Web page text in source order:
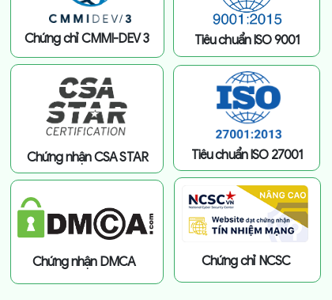
Tiêu chuẩn ISO 9001
Chứng nhận CSA STAR
Chứng nhận DMCA
Chứng chỉ CMMI-DEV 3
Tiêu chuẩn ISO 27001
Chứng chỉ NCSC